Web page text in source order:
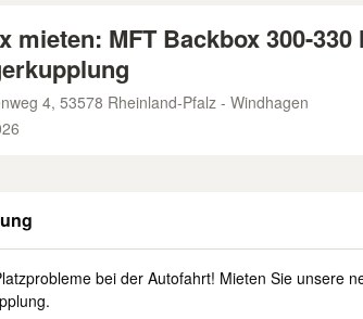
mieten: MFT Backbox 300-330
4, 53578 Rheinland-Pfalz - Windhagen
bei der Autofahrt! Mieten Sie unsere